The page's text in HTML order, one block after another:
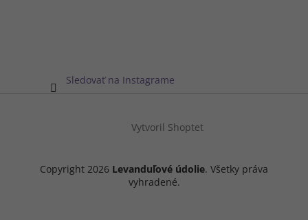
Sledovať na Instagrame
Vytvoril Shoptet
Copyright 2026 Levanduľové údolie. Všetky práva
vyhradené.